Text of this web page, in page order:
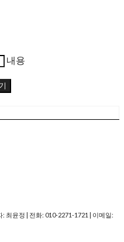
내용
최윤정 | 전화: 010-2271-1721 | 이메일: